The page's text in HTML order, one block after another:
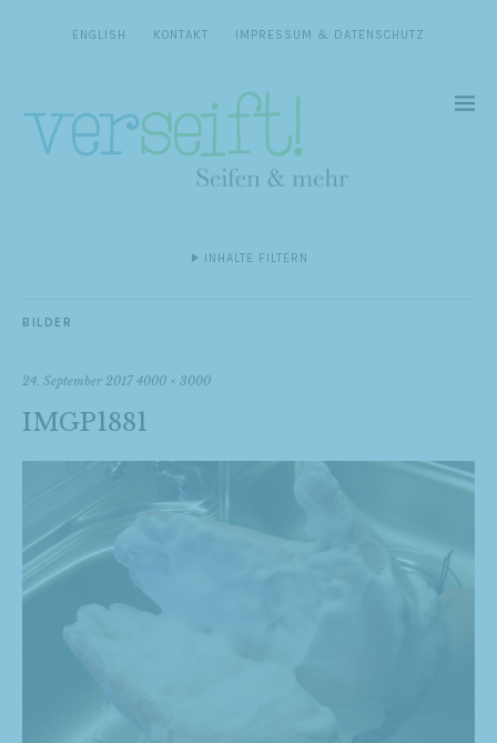
ENGLISH KONTAKT IMPRESSUM & DATENSCHUTZ
INHALTE FILTERN
BILDER
24. September 2017 4000 × 3000
IMGP1881